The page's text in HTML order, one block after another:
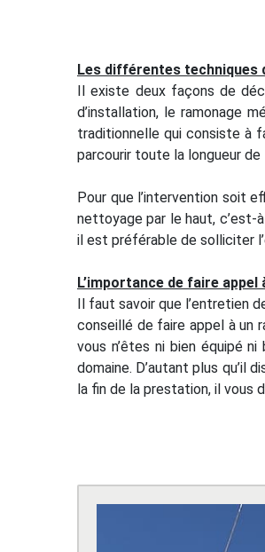
Les différentes techniques
Il existe deux façons de
d’installation, le ramonage
traditionnelle qui consiste à
parcourir toute la longueur
Pour que l’intervention soit
nettoyage par le haut, c’est-
il est préférable de solliciter
L’importance de faire
Il faut savoir que l’entretien
conseillé de faire appel à un
vous n’êtes ni bien équipé
domaine. D’autant plus qu’il
la fin de la prestation, il vous